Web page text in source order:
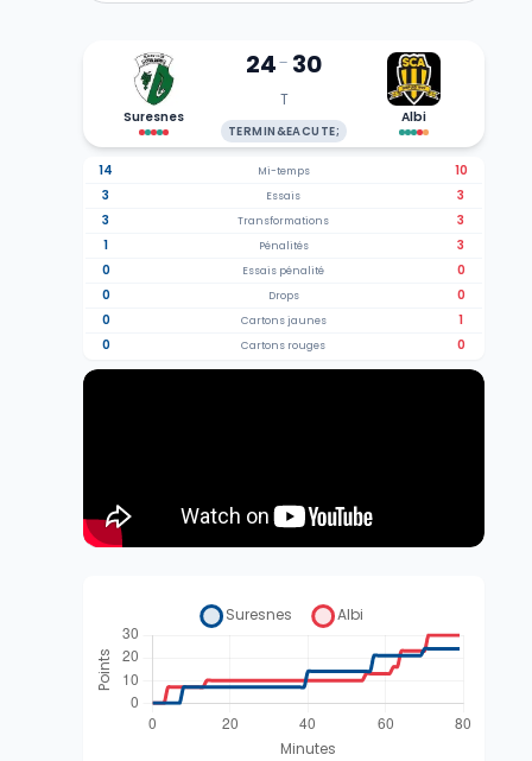
Suresnes
24- 30
T
TERMIN&EACUTE;
Albi
14 Mi-temps
10
3
Essais
3
3
Transformations
3
1
Pénalités
3
0
Essais pénalité
0
0
Drops
0
0
Cartons jaunes
1
0
Cartons rouges 0